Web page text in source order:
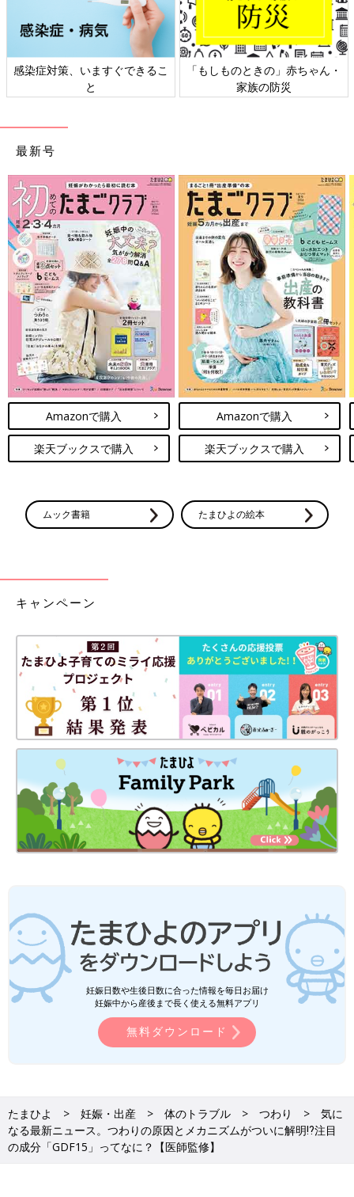
たとえばつわりの症状を訴えると、まわりから「我慢がたりな
い」「母親失格だ」「妊娠前の生活に問題があるのではないか」
と言われるというのです。でもGDF15との関連が明らかになれ
ば、このようなことも言われなくなり、つわりの妊婦さんにもっ
とやさしい社会になるかもしれません。
――そういう社会になるといいですね。最後につわりで苦しんで
いる妊婦さんにメッセージをお願いします。
重見 今回の研究結果はとても画期的なことですが、残念ながら
今すぐにつわりの予防薬や治療薬ができるわけではありません。
実際のつわりの症状には非常に個人差があるので、まずはそのこ
とを妊婦さん自身はもちろん、パートナーやまわりの家族にもわ
かっておいてほしいと思います。
つわりの症状でおなかの赤ちゃんに悪影響が出ることはありませ
んが、食事もできない、水も飲めないような状況であれば、必ず
かかりつけの産婦人科医に相談してください。また、数は少ない
ものの、妊婦さんでも服用できる吐きけどめの薬もありますし、
セルフケアとしてビタミンB６や、食材ではしょうがをとるとつ
わりの症状の軽減に役立つことが科学的にわかっています。自分
でできることをしつつ、かかりつけ医と相談しながら、つわりを
乗りきっていきましょう。
監修／重見大介先生 取材・文／樋口由夏、たまひよONLINE編
集部
性の見えない悩みと不安【産婦人科医】
スマホやインターネットの普及に加え、コロナ
ものがあるのか、お話をうかがいました。
産婦人科オンライン
産婦人科医・重見大介の本音ニュースレター
今回の研究発表では、つわりのすべてがわかったということには
まだならないけれど、貴重な一歩であることは間違いなさそう。
今すぐというわけにはいきませんが、将来的につわりのメカニズ
ムが解明され、つわりを予防したり、軽減したりすることができ
るようになるといいですね。
●記事の内容は2024年２月の情報であり、現在と異なる場合があ
ります。
重見大介（しげみだいすけ）先生
PROFILE
産婦人科専門医。公衆衛生学修士、医学博士。株式会社Kids
Public産婦人科オンライン代表。大学病院の産婦人科で臨床を経
験したのち、「女性の健康×社会課題」へのアプローチを活動の
軸として、オンラインで女性が専門家へ気軽に相談できるしくみ
産がぜんぶわかる本』
感染症対策、いますぐできるこ
と
「もしものときの」赤ちゃん・
家族の防災
最新号
Amazonで購入
楽天ブックスで購入
Amazonで購入
楽天ブックスで購入
ムック書籍 たまひよの絵本
キャンペーン
妊娠日数や生後日数に合った情報を毎日お届け
妊娠中から産後まで長く使える無料アプリ
無料ダウンロード
たまひよ 妊娠・出産 体のトラブル つわり
気に
なる最新ニュース。つわりの原因とメカニズムがついに解明⁉注目
の成分「GDF15」ってなに？【医師監修】